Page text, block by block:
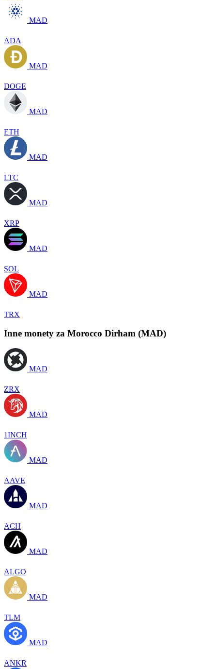
MAD
ADA
MAD
DOGE
MAD
ETH
MAD
LTC
MAD
XRP
MAD
SOL
MAD
TRX
Inne monety za Morocco Dirham (MAD)
MAD
ZRX
MAD
1INCH
MAD
AAVE
MAD
ACH
MAD
ALGO
MAD
TLM
MAD
ANKR